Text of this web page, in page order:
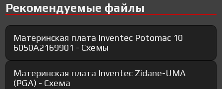
Рекомендуемые файлы
Материнская плата Inventec Potomac 10
6050A2169901 - Схемы
Материнская плата Inventec Zidane-UMA
(PGA) - Схема